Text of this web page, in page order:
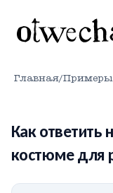
Главная/Примеры
Как ответить
костюме для